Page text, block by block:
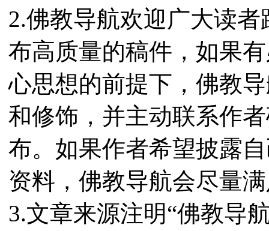
2.佛教导航欢迎广大读
布高质量的稿件，如果
心思想的前提下，佛教
和修饰，并主动联系作
布。如果作者希望披露
资料，佛教导航会尽量
3.文章来源注明“佛教导